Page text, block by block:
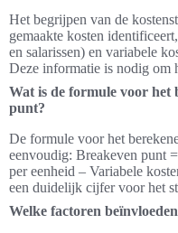
Het begrijpen van de
gemaakte kosten
en salarissen) en variabele
Deze informatie is nodig om
Wat is de formule voor het
punt?
De formule voor het
eenvoudig: Breakeven punt
per eenheid – Variabele
een duidelijk cijfer voor het
Welke factoren